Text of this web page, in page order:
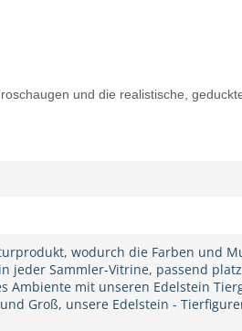
und die realistische,
wodurch die Farben und
jeder Sammler-Vitrine, passend
Ambiente mit unseren Edelstein
Groß, unsere Edelstein -